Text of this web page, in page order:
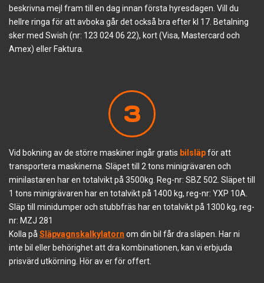
beskrivna mejl fram till en dag innan första hyresdagen. Vill du
hellre ringa för att avboka går det också bra efter kl 17. Betalning
sker med Swish (nr: 123 024 06 22), kort (Visa, Mastercard och
Amex) eller Faktura.
3
Vid bokning av de större maskiner ingår gratis bilsläpför att
transportera maskinerna. Släpet till 2 tons minigrävaren och
minilastaren har en totalvikt på 3500kg. Reg-nr: SBZ 502. Släpet till
1 tons minigrävaren har en totalvikt på 1400 kg, reg-nr: YXP 10A.
Släp till minidumper och stubbfräs har en totalvikt på 1300 kg, reg-
nr: MZJ 281
Kolla på Släpvagnskalkylatorn om din bil får dra släpen. Har ni
inte bil eller behörighet att dra kombinationen, kan vi erbjuda
prisvärd utkörning. Hör av er för offert.